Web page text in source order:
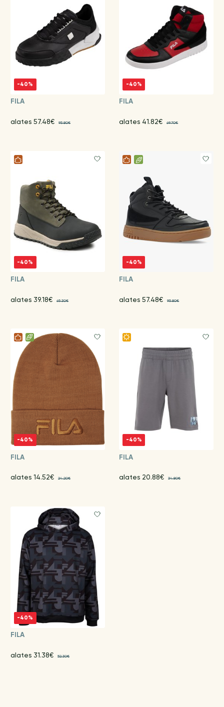
-40%
FILA
alates 57.48€ 95.80€
-40%
FILA
alates 41.82€ 69.70€
-40%
FILA
alates 39.18€ 65.30€
-40%
FILA
alates 57.48€ 95.80€
-40%
FILA
alates 14.52€ 24.20€
-40%
FILA
alates 20.88€ 34.80€
-40%
FILA
alates 31.38€ 52.30€